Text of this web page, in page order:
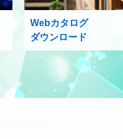
Webカタログ
ダウンロード